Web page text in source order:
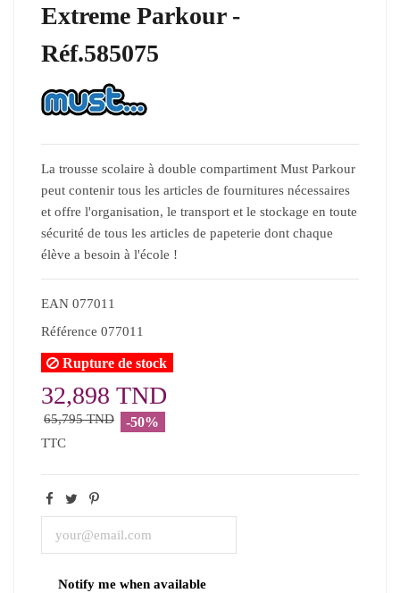
Extreme Parkour -
Réf.585075
La trousse scolaire à double compartiment Must Parkour
peut contenir tous les articles de fournitures nécessaires
et offre l'organisation, le transport et le stockage en toute
sécurité de tous les articles de papeterie dont chaque
élève a besoin à l'école !
EAN 077011
Référence 077011
Rupture de stock
32,898 TND
65,795 TND -50%
TTC